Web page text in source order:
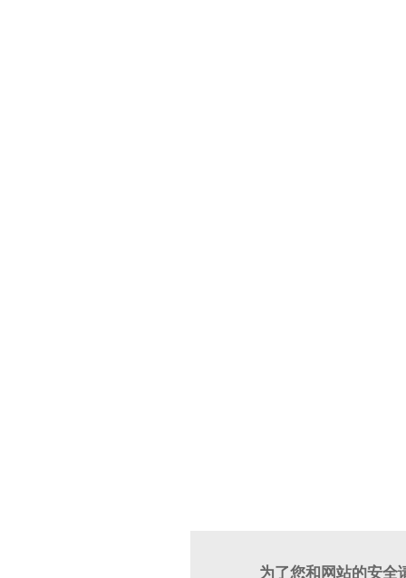
为了您和网站的安全